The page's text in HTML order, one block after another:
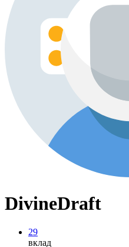
DivineDraft
29
вклад